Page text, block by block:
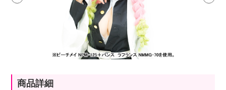
商品詳細